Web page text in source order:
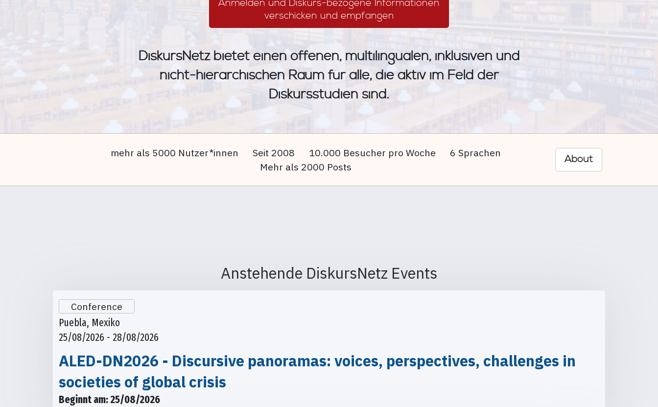
Anmelden und Diskurs-bezogene Informationen
verschicken und empfangen
DiskursNetz bietet einen offenen, multilingualen, inklusiven und
nicht-hierarchischen Raum für alle, die aktiv im Feld der
Diskursstudien sind.
mehr als 5000 Nutzer*innen Seit 2008 10.000 Besucher pro Woche
6 Sprachen
Mehr als 2000 Posts
About
Anstehende DiskursNetz Events
Conference
Puebla, Mexiko
25/08/2026 - 28/08/2026
ALED-DN2026 - Discursive panoramas: voices, perspectives, challenges in
societies of global crisis
Beginnt am: 25/08/2026